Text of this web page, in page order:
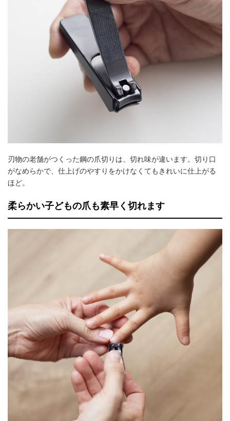
刃物の老舗がつくった鋼の爪切りは、切れ味が違います。切り口
がなめらかで、仕上げのやすりをかけなくてもきれいに仕上がる
ほど。
柔らかい子どもの爪も素早く切れます